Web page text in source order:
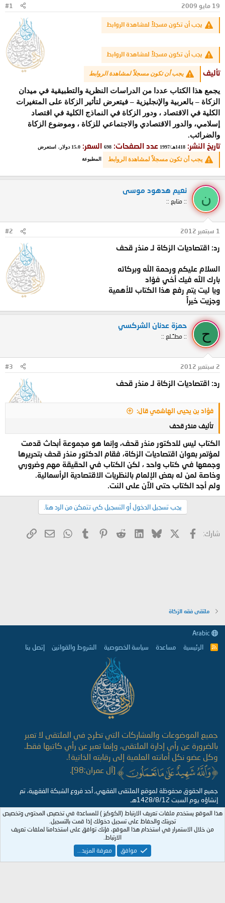
و
ض
و
ع
د
ء
19 مايو 2009 #1
يجب أن تكون مسجلاً لمشاهدة الروابط
يجب أن تكون مسجلاً لمشاهدة الروابط
تأليف يجب أن تكون مسجلاً لمشاهدة الروابط
يجمع هذا الكتاب عددا من الدراسات النظرية والتطبيقية في ميدان
الزكاة – بالعربية والإنجليزية – فيتعرض لتأثير الزكاة على المتغيرات
الكلية في الاقتصاد ، ودور الزكاة في النماذج الكلية في اقتصاد
إسلامي، والدور الاقتصادي والاجتماعي للزكاة ، وموضوع الزكاة
والضرائب.
تاريخ النشر: 1418هـ/1997 عدد الصفحات: 698 السعر: 15.0 دولار. استعرض
يجب أن تكون مسجلاً لمشاهدة الروابط المطبوعة
ن
نعيم هدهود موسى
:: متابع ::
1 سبتمبر 2012 #2
رد: اقتصاديات الزكاة لـ منذر قحف
السلام عليكم ورحمة الله وبركاته
بارك الله فيك أخي فؤاد
ويا ليت يتم رفع هذا الكتاب للأهمية
وجزيت خيراً
ح
حمزة عدنان الشركسي
:: مطـًـلع ::
2 سبتمبر 2012 #3
رد: اقتصاديات الزكاة لـ منذر قحف
فؤاد بن يحيى الهاشمي قال:
تأليف منذر قحف
الكتاب ليس للدكتور منذر قحف، وإنما هو مجموعة أبحاث قدمت
لمؤتمر بعوان اقتصاديات الزكاة، فقام الدكتور منذر قحف بتحريرها
وجمعها في كتاب واحد ، لكن الكتاب في الحقيقة مهم وضروري
وخاصة لمن له بعض الإلمام بالنظريات الاقتصادية الرأسمالية.
ولم أجد الكتاب حتى الآن على النت.
يجب تسجيل الدخول أو التسجيل كي تتمكن من الرد هنا.
شارك: فيسبوك Bluesky
LinkedIn
Reddit
Pinterest
Tumblr
WhatsApp
البريد
ملتقى فقه الزكاة
R
الرئيسية مساعدة سياسة الخصوصية الشروط والقوانين إتصل بنا
جميع الموضوعات والمشاركات التي تطرح في الملتقى لا تعبر
بالضرورة عن رأي إدارة الملتقى، وإنما تعبر عن رأي كاتبها فقط.
وكل عضو نكل أمانته العلمية إلى رقابته الذاتية!.
[آل عمران:98].
جميع الحقوق محفوظة لموقع الملتقى الفقهي, أحد فروع الشبكة الفقهية، تم
إنشاؤه يوم السبت 1428/8/12هـ
هذا الموقع يستخدم ملفات تعريف الارتباط (الكوكيز ) للمساعدة في تخصيص المحتوى وتخصيص
تجربتك والحفاظ على تسجيل دخولك إذا قمت بالتسجيل.
من خلال الاستمرار في استخدام هذا الموقع، فإنك توافق على استخدامنا لملفات تعريف
الارتباط.
موافق
معرفة المزيد...